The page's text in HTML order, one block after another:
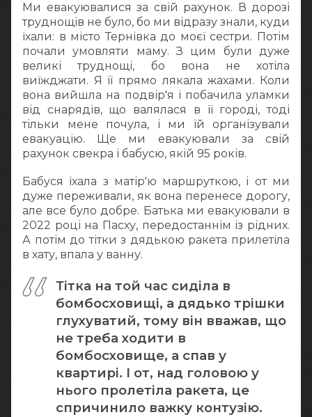
Ми евакуювалися за свій рахунок. В дорозі
труднощів не було, бо ми відразу знали, куди
їхали: в місто Тернівка до моєї сестри. Потім
почали умовляти маму. З цим були дуже
великі труднощі, бо вона не хотіла
виїжджати. Я її прямо лякала жахами. Коли
вона вийшла на подвір'я і побачила уламки
від снарядів, що валялася в її городі, тоді
тільки мене почула, і ми їй організували
евакуацію. Ще ми евакуювали за свій
рахунок свекра і бабусю, якій 95 років.
Бабуся їхала з матір'ю маршруткою, і от ми
дуже переживали, як вона перенесе дорогу,
але все було добре. Батька ми евакуювали в
2022 році на Пасху, передостаннім із рідних.
А потім до тітки з дядькою ракета прилетіла
в хату, впала у ванну.
Тітка на той час сиділа в
бомбосховищі, а дядько трішки
глухуватий, тому він вважав, що
не треба ходити в
бомбосховище, а спав у
квартирі. І от, над головою у
нього пролетіла ракета, це
спричинило важку контузію.